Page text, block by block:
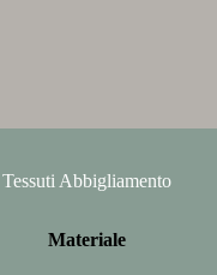
Tessuti Abbigliamento
Materiale